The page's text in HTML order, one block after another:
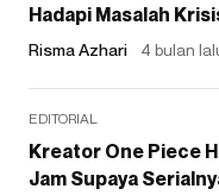
Hadapi Masalah
Risma Azhari 4 bulan
EDITORIAL
Kreator One Piece
Jam Supaya